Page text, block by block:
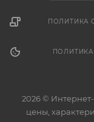
ПОЛИТИКА
ПОЛИТИКА
2026 ©
цены,